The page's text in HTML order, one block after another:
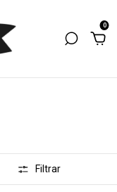
0
Filtrar